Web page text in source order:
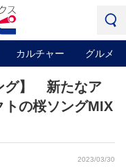
カルチャー グルメ
グ】 新たなア
の桜ソングMIX
2023/03/30